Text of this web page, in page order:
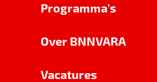
Programma's
Over BNNVARA
Vacatures